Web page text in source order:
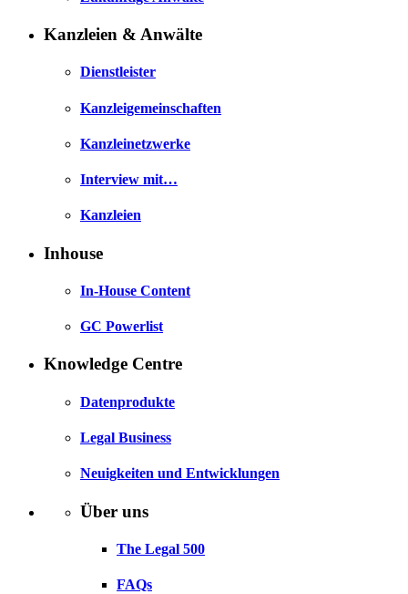
Kanzleien & Anwälte
Dienstleister
Kanzleigemeinschaften
Kanzleinetzwerke
Interview mit…
Kanzleien
Inhouse
In-House Content
GC Powerlist
Knowledge Centre
Datenprodukte
Legal Business
Neuigkeiten und Entwicklungen
Über uns
The Legal 500
FAQs